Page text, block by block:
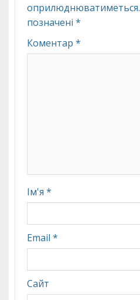
оприлюднюватиметься.
позначені *
Коментар *
Ім'я *
Email *
Сайт